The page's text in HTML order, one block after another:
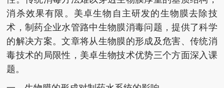
消杀效果有限。美卓生物自主研发的生物膜去除技
术，制药企业水管路中生物膜消毒问题，提供了科学
的解决方案。文章将从生物膜的形成及危害、传统消
毒技术的局限性，美卓生物技术优势三个方面深入课
题。